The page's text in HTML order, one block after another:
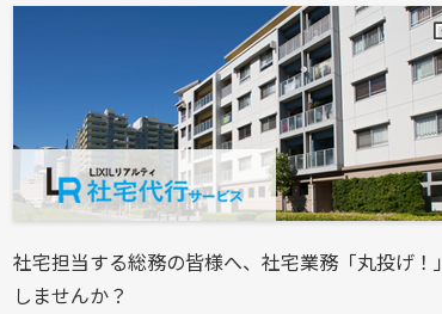
社宅担当する総務の皆様へ、社宅業務「丸投げ！」
しませんか？